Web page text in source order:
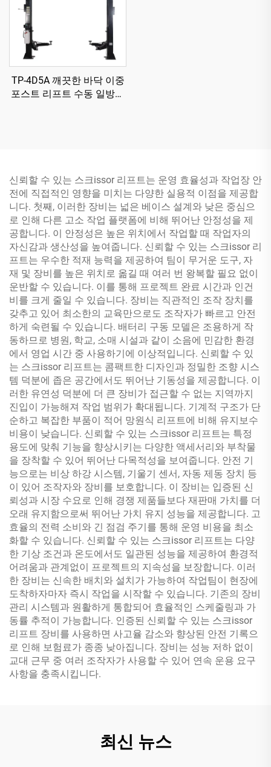
TP-4D5A 깨끗한 바닥 이중
포스트 리프트 수동 일방향
신뢰할 수 있는 스크issor 리프트는 운영 효율성과 작업장 안
전에 직접적인 영향을 미치는 다양한 실용적 이점을 제공합
니다. 첫째, 이러한 장비는 넓은 베이스 설계와 낮은 중심으
로 인해 다른 고소 작업 플랫폼에 비해 뛰어난 안정성을 제
공합니다. 이 안정성은 높은 위치에서 작업할 때 작업자의
자신감과 생산성을 높여줍니다. 신뢰할 수 있는 스크issor 리
프트는 우수한 적재 능력을 제공하여 팀이 무거운 도구, 자
재 및 장비를 높은 위치로 옮길 때 여러 번 왕복할 필요 없이
운반할 수 있습니다. 이를 통해 프로젝트 완료 시간과 인건
비를 크게 줄일 수 있습니다. 장비는 직관적인 조작 장치를
갖추고 있어 최소한의 교육만으로도 조작자가 빠르고 안전
하게 숙련될 수 있습니다. 배터리 구동 모델은 조용하게 작
동하므로 병원, 학교, 소매 시설과 같이 소음에 민감한 환경
에서 영업 시간 중 사용하기에 이상적입니다. 신뢰할 수 있
는 스크issor 리프트는 콤팩트한 디자인과 정밀한 조향 시스
템 덕분에 좁은 공간에서도 뛰어난 기동성을 제공합니다. 이
러한 유연성 덕분에 더 큰 장비가 접근할 수 없는 지역까지
진입이 가능해져 작업 범위가 확대됩니다. 기계적 구조가 단
순하고 복잡한 부품이 적어 망원식 리프트에 비해 유지보수
비용이 낮습니다. 신뢰할 수 있는 스크issor 리프트는 특정
용도에 맞춰 기능을 향상시키는 다양한 액세서리와 부착물
을 장착할 수 있어 뛰어난 다목적성을 보여줍니다. 안전 기
능으로는 비상 하강 시스템, 기울기 센서, 자동 제동 장치 등
이 있어 조작자와 장비를 보호합니다. 이 장비는 입증된 신
뢰성과 시장 수요로 인해 경쟁 제품들보다 재판매 가치를 더
오래 유지함으로써 뛰어난 가치 유지 성능을 제공합니다. 고
효율의 전력 소비와 긴 점검 주기를 통해 운영 비용을 최소
화할 수 있습니다. 신뢰할 수 있는 스크issor 리프트는 다양
한 기상 조건과 온도에서도 일관된 성능을 제공하여 환경적
어려움과 관계없이 프로젝트의 지속성을 보장합니다. 이러
한 장비는 신속한 배치와 설치가 가능하여 작업팀이 현장에
도착하자마자 즉시 작업을 시작할 수 있습니다. 기존의 장비
관리 시스템과 원활하게 통합되어 효율적인 스케줄링과 가
동률 추적이 가능합니다. 인증된 신뢰할 수 있는 스크issor
리프트 장비를 사용하면 사고율 감소와 향상된 안전 기록으
로 인해 보험료가 종종 낮아집니다. 장비는 성능 저하 없이
교대 근무 중 여러 조작자가 사용할 수 있어 연속 운용 요구
사항을 충족시킵니다.
최신 뉴스